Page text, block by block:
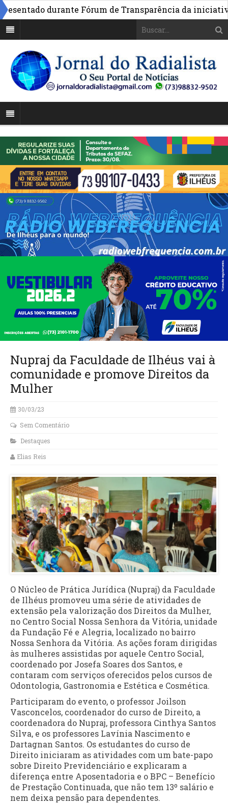
durante Fórum de Transparência da iniciativa
Nupraj da Faculdade de Ilhéus vai à
comunidade e promove Direitos da
Mulher
30/03/23
Sem Comentário
Destaques
Elias Reis
O Núcleo de Prática Jurídica (Nupraj) da Faculdade
de Ilhéus promoveu uma série de atividades de
extensão pela valorização dos Direitos da Mulher,
no Centro Social Nossa Senhora da Vitória, unidade
da Fundação Fé e Alegria, localizado no bairro
Nossa Senhora da Vitória. As ações foram dirigidas
às mulheres assistidas por aquele Centro Social,
coordenado por Josefa Soares dos Santos, e
contaram com serviços oferecidos pelos cursos de
Odontologia, Gastronomia e Estética e Cosmética.
Participaram do evento, o professor Joilson
Vasconcelos, coordenador do curso de Direito, a
coordenadora do Nupraj, professora Cinthya Santos
Silva, e os professores Lavínia Nascimento e
Dartagnan Santos. Os estudantes do curso de
Direito iniciaram as atividades com um bate-papo
sobre Direito Previdenciário e explicaram a
diferença entre Aposentadoria e o BPC – Benefício
de Prestação Continuada, que não tem 13º salário e
nem deixa pensão para dependentes.